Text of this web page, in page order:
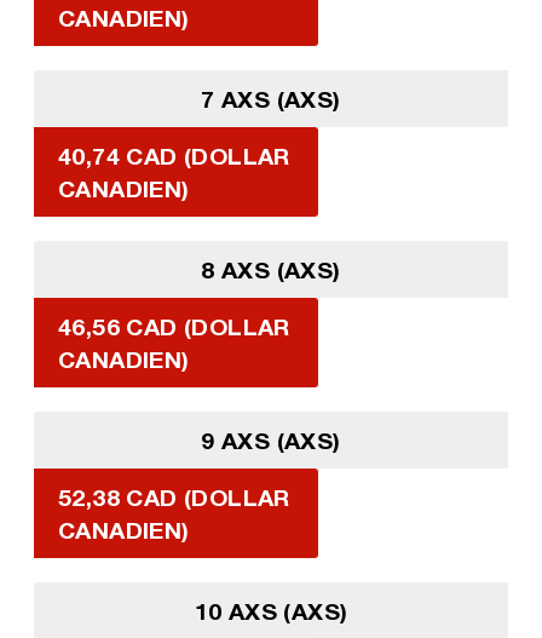
CANADIEN)
7 AXS (AXS)
40,74 CAD (DOLLAR
CANADIEN)
8 AXS (AXS)
46,56 CAD (DOLLAR
CANADIEN)
9 AXS (AXS)
52,38 CAD (DOLLAR
CANADIEN)
10 AXS (AXS)